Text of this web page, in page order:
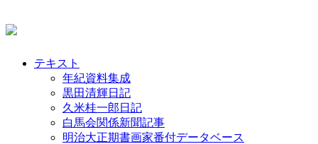
テキスト
年紀資料集成
黒田清輝日記
久米桂一郎日記
白馬会関係新聞記事
明治大正期書画家番付データベース